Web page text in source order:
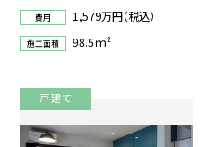
費用 1,579万円（税込）
施工面積 98.5ｍ²
戸建て